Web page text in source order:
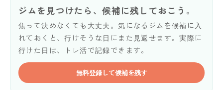
ジムを見つけたら、候補に残しておこう。
焦って決めなくても大丈夫。気になるジムを候補に入
れておくと、行けそうな日にまた見返せます。実際に
行けた日は、トレ活で記録できます。
無料登録して候補を残す